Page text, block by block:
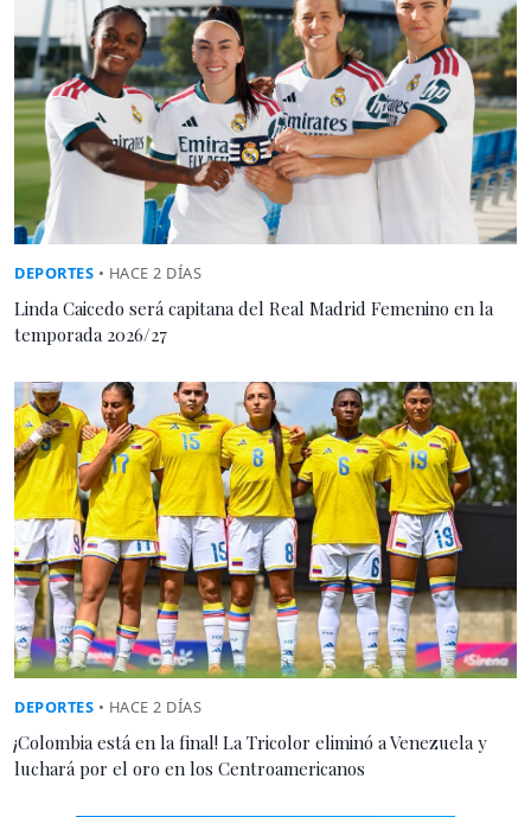
DEPORTES • HACE 2 DÍAS
Linda Caicedo será capitana del Real Madrid Femenino en la
temporada 2026/27
DEPORTES • HACE 2 DÍAS
¡Colombia está en la final! La Tricolor eliminó a Venezuela y
luchará por el oro en los Centroamericanos